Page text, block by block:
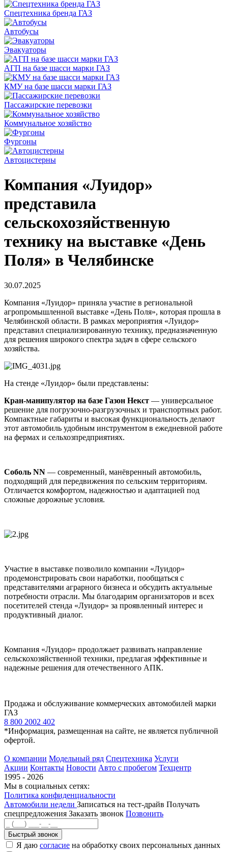
Спецтехника бренда ГАЗ
Автобусы
Эвакуаторы
АГП на базе шасси марки ГАЗ
КМУ на базе шасси марки ГАЗ
Пассажирские перевозки
Коммунальное хозяйство
Фургоны
Автоцистерны
Компания «Луидор»
представила
сельскохозяйственную
технику на выставке «День
Поля» в Челябинске
30.07.2025
Компания «Луидор» приняла участие в региональной
агропромышленной выставке «День Поля», которая прошла в
Челябинской области. В рамках мероприятия «Луидор»
представил специализированную технику, предназначенную
для решения широкого спектра задач в сфере сельского
хозяйства.
На стенде «Луидор» были представлены:
Кран-манипулятор на базе Газон Некст — универсальное
решение для погрузочно-разгрузочных и транспортных работ.
Компактные габариты и высокая функциональность делают
этот автомобиль удобным инструментом в ежедневной работе
на фермах и сельхозпредприятиях.
Соболь NN — современный, манёвренный автомобиль,
подходящий для передвижения по сельским территориям.
Отличается комфортом, надежностью и адаптацией под
сложные дорожные условия.
Участие в выставке позволило компании «Луидор»
продемонстрировать свои наработки, пообщаться с
представителями аграрного бизнеса и обсудить актуальные
потребности отрасли. Мы благодарим организаторов и всех
посетителей стенда «Луидор» за проявленный интерес и
продуктивный диалог.
Компания «Луидор» продолжает развивать направление
сельскохозяйственной техники, предлагая эффективные и
надежные решения для отечественного АПК.
Продажа и обслуживание коммерческих автомобилей марки
ГАЗ
8 800 2002 402
*Информация, размещенная на сайте, не является публичной
офертой.
О компании Модельный ряд Спецтехника Услуги
Акции Контакты Новости Авто с пробегом Техцентр
1995 - 2026
Мы в социальных сетях:
Политика конфиденциальности
Автомобили недели Записаться на тест-драйв Получать
спецпредложения Заказать звонок Позвонить
Быстрый звонок
Я даю согласие на обработку своих персональных данных